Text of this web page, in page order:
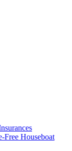
Free Houseboat